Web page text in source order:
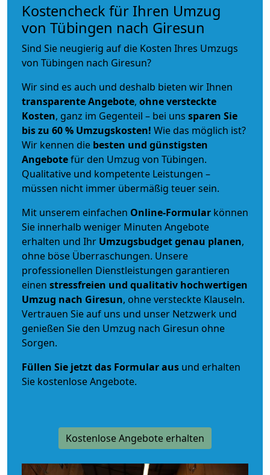
Kostencheck für Ihren Umzug
von Tübingen nach Giresun
Sind Sie neugierig auf die Kosten Ihres Umzugs
von Tübingen nach Giresun?
Wir sind es auch und deshalb bieten wir Ihnen
transparente Angebote, ohne versteckte
Kosten, ganz im Gegenteil – bei uns sparen Sie
bis zu 60 % Umzugskosten! Wie das möglich ist?
Wir kennen die besten und günstigsten
Angebotefür den Umzug von Tübingen.
Qualitative und kompetente Leistungen –
müssen nicht immer übermäßig teuer sein.
Mit unserem einfachen Online-Formular können
Sie innerhalb weniger Minuten Angebote
erhalten und Ihr Umzugsbudgetgenau planen,
ohne böse Überraschungen. Unsere
professionellen Dienstleistungen garantieren
einen stressfreien und qualitativ hochwertigen
Umzug nach Giresun, ohne versteckte Klauseln.
Vertrauen Sie auf uns und unser Netzwerk und
genießen Sie den Umzug nach Giresun ohne
Sorgen.
Füllen Sie jetzt das Formular aus und erhalten
Sie kostenlose Angebote.
Kostenlose Angebote erhalten